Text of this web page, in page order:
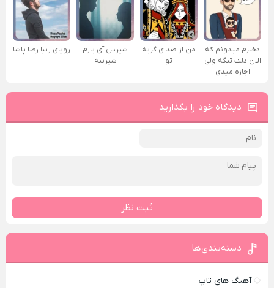
دخترم میدونم که
الان دلت تنگه ولی
اجازه میدی
من از صدای گريه
تو
شیرین آی یارم
شیرینه
رویای زیبا رضا پاشا
دیدگاه خود را بگذارید
ثبت نظر
دسته‌بندی‌ها
آهنگ های تاپ